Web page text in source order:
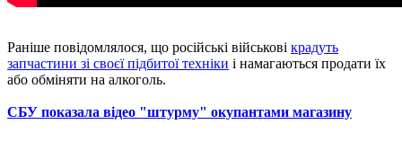
Раніше повідомлялося, що російські військові крадуть
запчастини зі своєї підбитої техніки і намагаються продати їх
або обміняти на алкоголь.
СБУ показала відео "штурму" окупантами магазину